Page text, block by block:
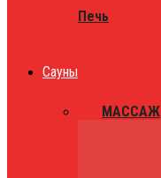
Печь
Сауны
МАССАЖ